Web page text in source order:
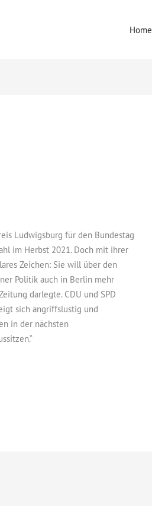
Home
Ludwigsburg für den Bundestag
im Herbst 2021. Doch mit ihrer
Zeichen: Sie will über den
Politik auch in Berlin mehr
darlegte. CDU und SPD
sich angriffslustig und
in der nächsten